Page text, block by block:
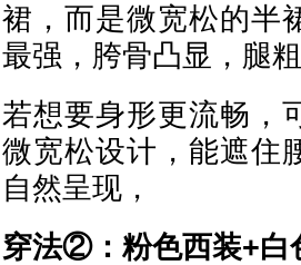
裙，而是微宽松的半
最强，胯骨凸显，腿
若想要身形更流畅，
微宽松设计，能遮住
自然呈现，
穿法②：粉色西装+白